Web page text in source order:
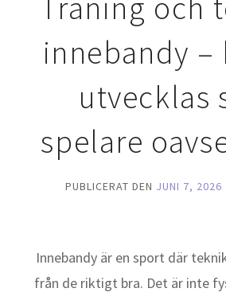
Träning och
innebandy –
utvecklas
spelare
PUBLICERAT DEN JUNI 7, 2026
Innebandy är en sport där
från de riktigt bra. Det är inte